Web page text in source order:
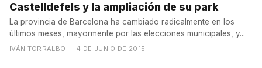
Castelldefels y la ampliación de su park
La provincia de Barcelona ha cambiado radicalmente en los
últimos meses, mayormente por las elecciones municipales, y...
IVÁN TORRALBO — 4 DE JUNIO DE 2015